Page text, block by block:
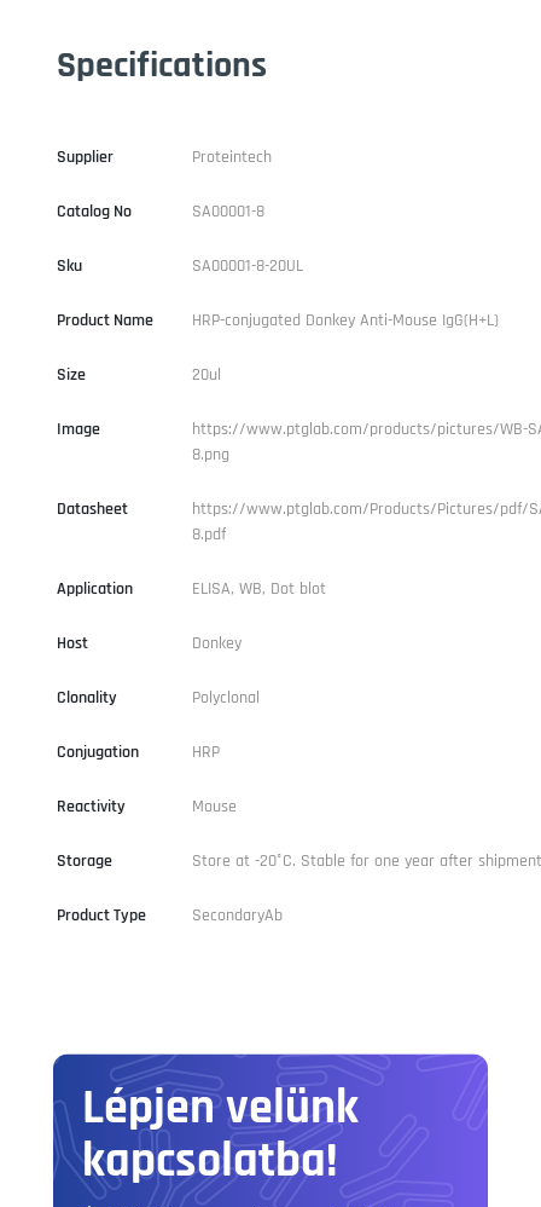
Specifications
Supplier Proteintech
Catalog No SA00001-8
Sku SA00001-8-20UL
Product Name HRP-conjugated Donkey Anti-Mouse IgG(H+L)
Size 20ul
Image
https://www.ptglab.com/products/pictures/WB-
8.png
Datasheet
https://www.ptglab.com/Products/Pictures/pdf/
8.pdf
Application ELISA, WB, Dot blot
Host Donkey
Clonality Polyclonal
Conjugation HRP
Reactivity Mouse
Storage Store at -20°C. Stable for one year after
Product Type SecondaryAb
Lépjen velünk
kapcsolatba!